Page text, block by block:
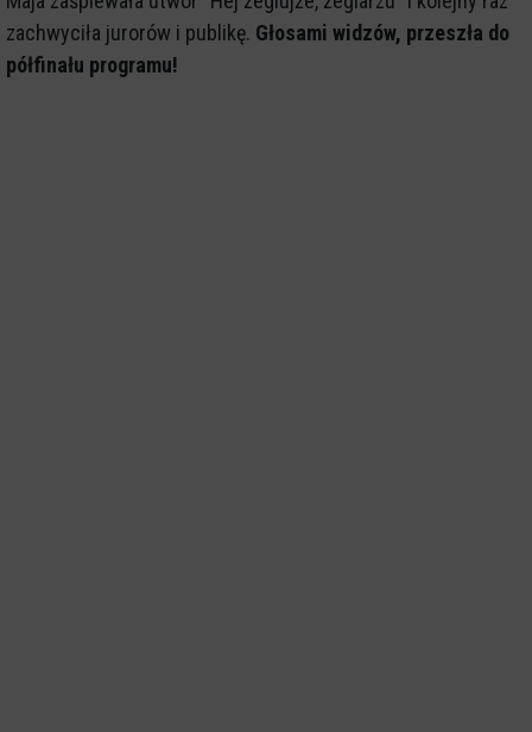
zachwyciła jurorów i publikę. Głosami widzów, przeszła do
półfinału programu!